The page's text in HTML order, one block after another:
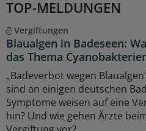
TOP-MELDUNGEN
Vergiftungen
Blaualgen in Badeseen:
das Thema
„Badeverbot wegen
sind an einigen deutschen
Symptome weisen auf eine
hin? Und wie gehen Ärzte